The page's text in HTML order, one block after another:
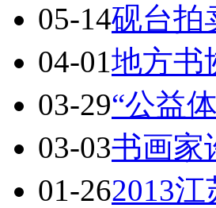
05-14砚台拍
04-01地方书
03-29“公益
03-03书画家
01-262013